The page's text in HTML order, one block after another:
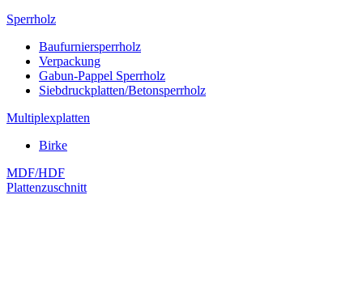
Sperrholz
Baufurniersperrholz
Verpackung
Gabun-Pappel Sperrholz
Siebdruckplatten/Betonsperrholz
Multiplexplatten
Birke
MDF/HDF
Plattenzuschnitt